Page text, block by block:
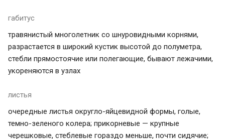
габитус
травянистый многолетник со шнуровидными корнями,
разрастается в широкий кустик высотой до полуметра,
стебли прямостоячие или полегающие, бывают лежачими,
укореняются в узлах
листья
очередные листья округло-яйцевидной формы, голые,
темно-зеленого колера; прикорневые — крупные
черешковые, стеблевые гораздо меньше, почти сидячие;